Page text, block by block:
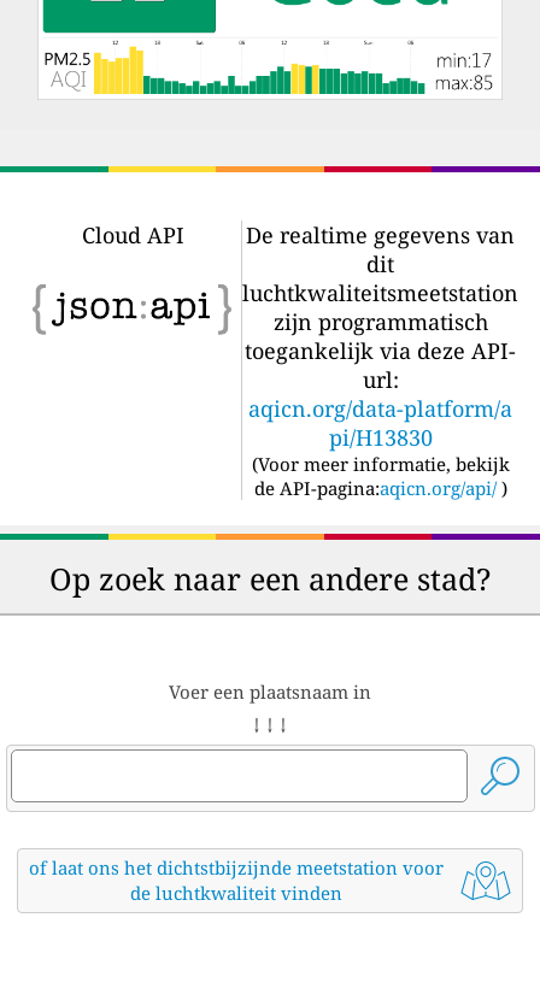
Cloud API
De realtime gegevens van
dit
luchtkwaliteitsmeetstation
zijn programmatisch
toegankelijk via deze API-
url:
aqicn.org/data-platform/a
pi/H13830
(Voor meer informatie, bekijk
de API-pagina:aqicn.org/api/ )
Op zoek naar een andere stad?
Voer een plaatsnaam in
↓ ↓ ↓
of laat ons het dichtstbijzijnde meetstation voor
de luchtkwaliteit vinden